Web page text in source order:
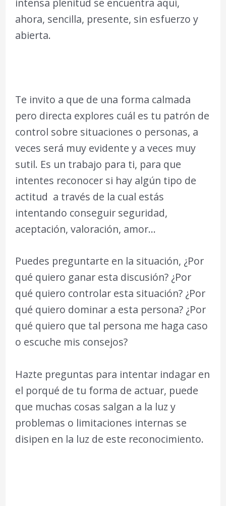
intensa plenitud se encuentra aquí,
ahora, sencilla, presente, sin esfuerzo y
abierta.
Te invito a que de una forma calmada
pero directa explores cuál es tu patrón de
control sobre situaciones o personas, a
veces será muy evidente y a veces muy
sutil. Es un trabajo para ti, para que
intentes reconocer si hay algún tipo de
actitud a través de la cual estás
intentando conseguir seguridad,
aceptación, valoración, amor…
Puedes preguntarte en la situación, ¿Por
qué quiero ganar esta discusión? ¿Por
qué quiero controlar esta situación? ¿Por
qué quiero dominar a esta persona? ¿Por
qué quiero que tal persona me haga caso
o escuche mis consejos?
Hazte preguntas para intentar indagar en
el porqué de tu forma de actuar, puede
que muchas cosas salgan a la luz y
problemas o limitaciones internas se
disipen en la luz de este reconocimiento.